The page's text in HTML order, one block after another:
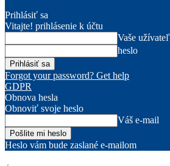
Prihlásiť sa
Vitajte! prihlásenie k účtu
Vaše
heslo
Forgot your password? Get help
GDPR
Obnova hesla
Obnoviť svoje heslo
Váš e-mail
Heslo vám bude zaslané e-mailom